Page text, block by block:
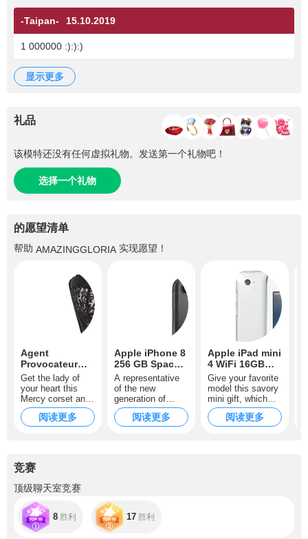
-Taipan- 15.10.2019
1 000000 :):):)
显示更多
礼品
该模特还没有任何虚拟礼物。发送第一个礼物吧！
选择一个礼物
的愿望清单
帮助 AMAZINGGLORIA 实现愿望！
Agent
Provocateur
Mercy Corset
Black
Get the lady of
your heart this
Mercy corset and
let her shine with
a perfect naughty
gloss! You will see
figure!
阅读更多
Apple iPhone 8
256 GB Space
Grey
A representative
of the new
generation of
iPhones! The
most popular 2017
wishlist item of
models feel
special and will
always keep them
up-to-date.
阅读更多
Apple iPad mini
4 WiFi 16GB
Silver
Give your favorite
model this savory
mini gift, which
will make her
totally happy and
help her to always
阅读更多
竞赛
顶级聊天室竞赛
8 胜利 17 胜利